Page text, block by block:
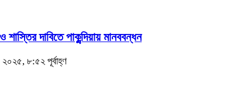
দাবিতে পাকুন্দিয়ায় মানববন্ধন
৮:৫২ পূর্বাহ্ণ